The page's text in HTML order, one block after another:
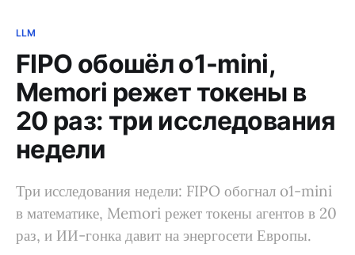
LLM
FIPO обошёл o1-mini,
Memori режет токены в
20 раз: три исследования
недели
Три исследования недели: FIPO обогнал o1-mini
в математике, Memori режет токены агентов в 20
раз, и ИИ-гонка давит на энергосети Европы.